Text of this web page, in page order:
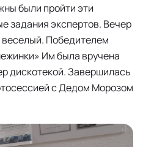
были пройти эти
задания экспертов. Вечер
Победителем
Им была вручена
дискотекой. Завершилась
с Дедом Морозом